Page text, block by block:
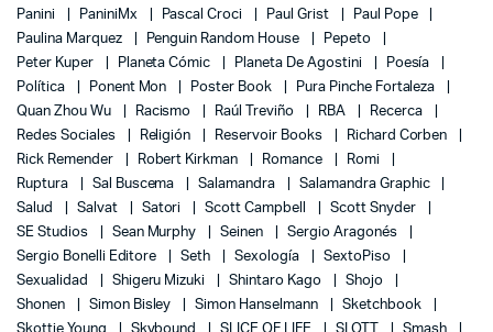
Panini
PaniniMx Pascal Croci Paul Grist
Paul Pope
Paulina Marquez
Penguin Random House
Pepeto
Peter Kuper
Planeta Cómic Planeta De Agostini
Poesía
Política
Ponent Mon Poster Book
Pura Pinche Fortaleza
Quan Zhou Wu
Racismo Raúl Treviño RBA
Recerca
Redes Sociales
Religión Reservoir Books
Richard Corben
Rick Remender
Robert Kirkman Romance
Romi
Ruptura
Sal Buscema Salamandra
Salamandra Graphic
Salud
Salvat Satori Scott Campbell
Scott Snyder
SE Studios
Sean Murphy Seinen
Sergio Aragonés
Sergio Bonelli Editore
Seth Sexología
SextoPiso
Sexualidad
Shigeru Mizuki Shintaro Kago
Shojo
Shonen
Simon Bisley Simon Hanselmann
Sketchbook